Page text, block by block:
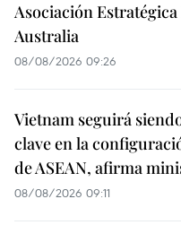
Asociación
Australia
08/08/2026 09:26
Vietnam seguirá
clave en la
de ASEAN, afirma
08/08/2026 09:11